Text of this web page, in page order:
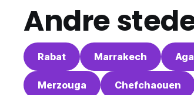
Andre
Rabat Marrakech
Merzouga Chefchaouen